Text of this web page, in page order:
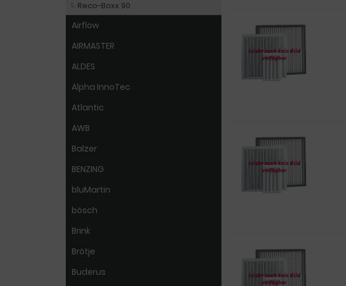
Reco-Boxx 90
Airflow
AIRMASTER
ALDES
Alpha InnoTec
Atlantic
AWB
Balzer
BENZING
bluMartin
bösch
Brink
Brötje
Buderus